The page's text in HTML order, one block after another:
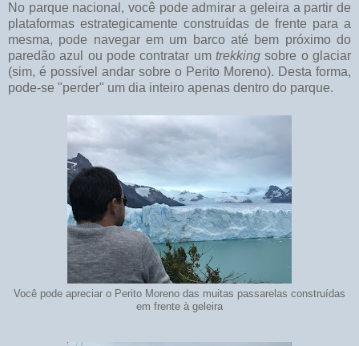
No parque nacional, você pode admirar a geleira a partir de
plataformas estrategicamente construídas de frente para a
mesma, pode navegar em um barco até bem próximo do
paredão azul ou pode contratar umtrekking sobre o glaciar
(sim, é possível andar sobre o Perito Moreno). Desta forma,
pode-se "perder" um dia inteiro apenas dentro do parque.
Você pode apreciar o Perito Moreno das muitas passarelas construídas
em frente à geleira